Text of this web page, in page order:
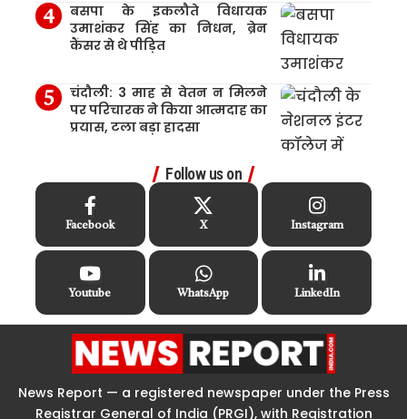
बसपा के इकलौते विधायक
उमाशंकर सिंह का निधन, ब्रेन
कैंसर से थे पीड़ित
चंदौली: 3 माह से वेतन न मिलने
पर परिचारक ने किया आत्मदाह का
प्रयास, टला बड़ा हादसा
Follow us on
Facebook X Instagram
Youtube WhatsApp LinkedIn
News Report — a registered newspaper under the Press
Registrar General of India (PRGI), with Registration